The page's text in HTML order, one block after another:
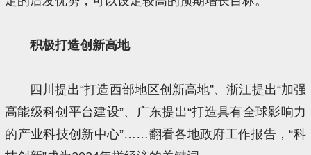
积极打造创新高地
四川提出“打造西部地区创新高地”、浙江提出“加强
高能级科创平台建设”、广东提出“打造具有全球影响力
的产业科技创新中心”……翻看各地政府工作报告，“科